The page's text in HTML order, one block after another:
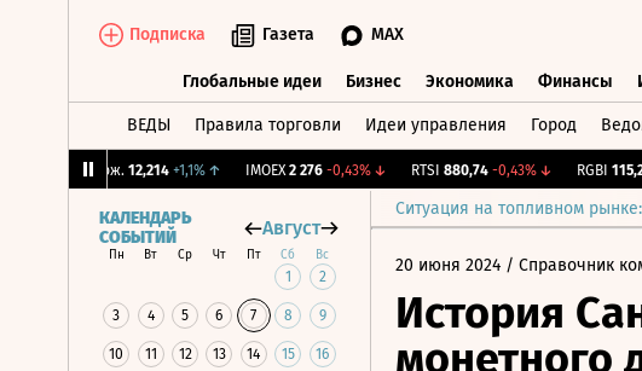
Подписка Газета MAX
Глобальные идеи Бизнес Экономика Финансы
ВЕДЫ Правила торговли Идеи управления Город
12,214 +1,1% ↑ IMOEX 2 276 -0,43%↓ RTSI 880,74 -0,43%↓ RGBI 115,21 -
Ситуация на топливном
КАЛЕНДАРЬ
СОБЫТИЙ
Август
Пн Вт Ср Чт Пт Сб Вс
1 2
3 4 5 6 7 8 9
10 11 12 13 14 15 16
20 июня 2024 / Справочник
История
монетного